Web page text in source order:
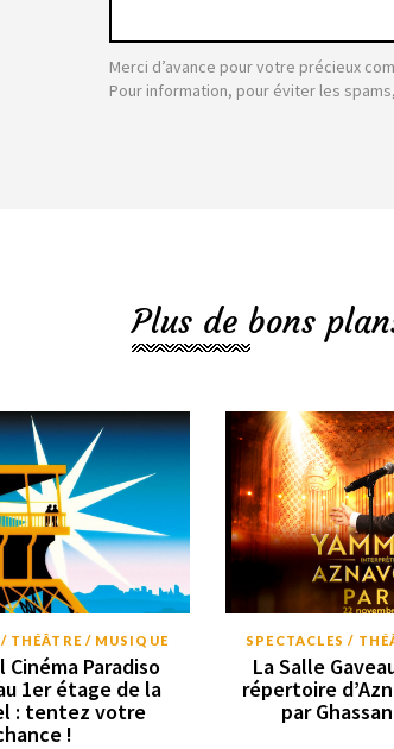
Merci d’avance pour votre précieux
Pour information, pour éviter les
Plus de bons
/ THÉÂTRE / MUSIQUE
Paradiso
1er étage de la
: tentez votre
!
SPECTACLES /
La Salle
répertoire
par